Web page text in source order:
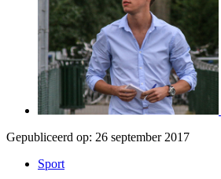
Gepubliceerd op: 26 september 2017
Sport